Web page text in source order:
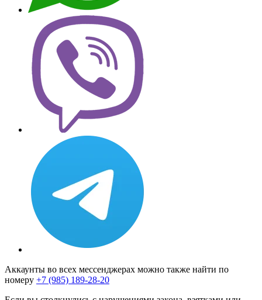
Аккаунты во всех мессенджерах можно также найти по
номеру +7 (985) 189-28-20